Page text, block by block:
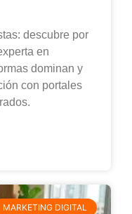
descubre por
en
dominan y
con portales
MARKETING DIGITAL